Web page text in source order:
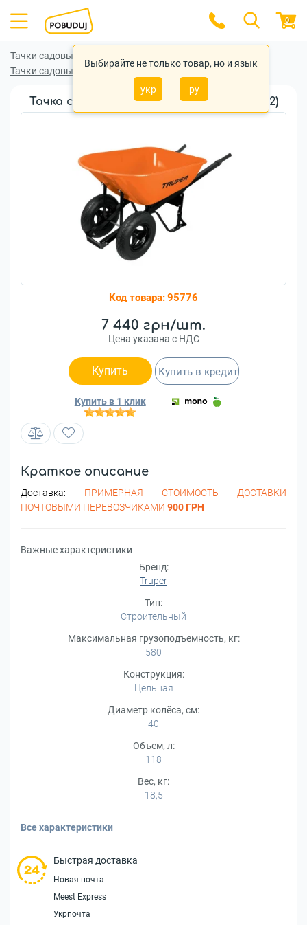
Выбирайте не только товар, но и язык
укр ру
0
Тачки садовые и строительные
Тачки садовые и строительные Truper
Тачка строительная TRUPER 118л (CAR-82)
Код товара:95776
7 440 грн/шт.
Цена указана с НДС
Купить
Купить в 1 клик
Купить в кредит
Краткое описание
Доставка: ПРИМЕРНАЯ СТОИМОСТЬ ДОСТАВКИ
ПОЧТОВЫМИ ПЕРЕВОЗЧИКАМИ 900 ГРН
Важные характеристики
Бренд:
Truper
Тип:
Строительный
Максимальная грузоподъемность, кг:
580
Конструкция:
Цельная
Диаметр колёса, см:
40
Объем, л:
118
Вес, кг:
18,5
Все характеристики
Быстрая доставка
Новая почта
Meest Express
Укрпочта